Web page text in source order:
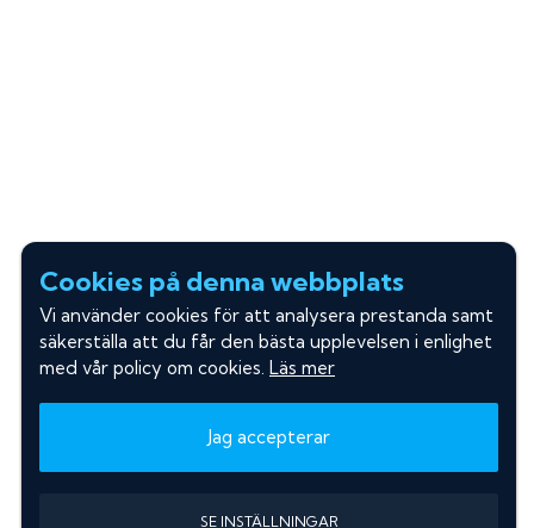
Cookies på denna webbplats
Vi använder cookies för att analysera prestanda samt
säkerställa att du får den bästa upplevelsen i enlighet
med vår policy om cookies. Läs mer
Jag accepterar
SE INSTÄLLNINGAR